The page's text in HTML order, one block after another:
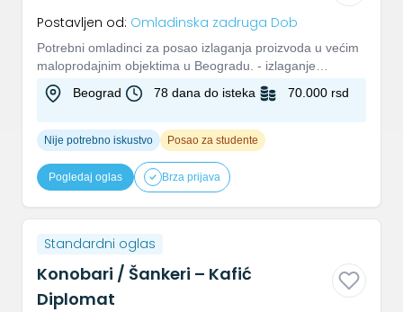
Postavljen od: Omladinska zadruga Dob
Potrebni omladinci za posao izlaganja proizvoda u većim
maloprodajnim objektima u Beogradu. - izlaganje
proizvoda na raf...
Beograd 78 dana do isteka 70.000 rsd
Nije potrebno iskustvo Posao za studente
Pogledaj oglas Brza prijava
Standardni oglas
Konobari / Šankeri – Kafić
Diplomat